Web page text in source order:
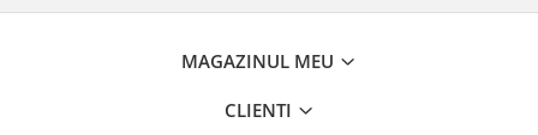
MAGAZINUL MEU
CLIENTI